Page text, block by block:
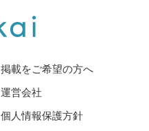
掲載をご希望の方へ
運営会社
個人情報保護方針